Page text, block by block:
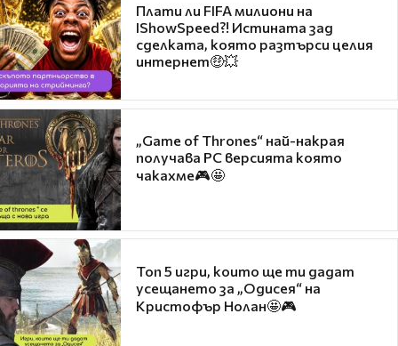
Плати ли FIFA милиони на
IShowSpeed?! Истината зад
сделката, която разтърси целия
интернет🤑💥
„Game of Thrones“ най-накрая
получава PC версията която
чакахме🎮🤩
Топ 5 игри, които ще ти дадат
усещането за „Одисея“ на
Кристофър Нолан🤩🎮